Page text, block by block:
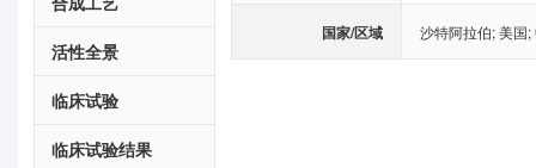
活性全景
临床试验
临床试验结果
国家/区域 沙特阿拉伯;美国;